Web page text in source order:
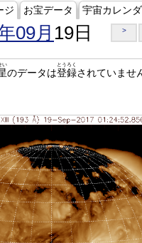
ジ お宝データ 宇宙カレン
09月 19日 >
い
のデータは登録
とうろく
されていませ